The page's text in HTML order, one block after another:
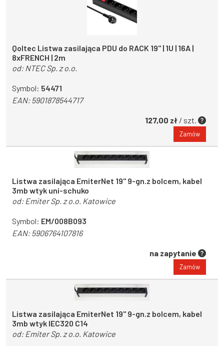
Qoltec Listwa zasilająca PDU do RACK 19'' | 1U | 16A |
8xFRENCH | 2m
od: NTEC Sp. z o.o.
Symbol: 54471
EAN:5901878544717
127,00 zł / szt.
Zamów
Listwa zasilająca EmiterNet 19" 9-gn.z bolcem, kabel
3mb wtyk uni-schuko
od: Emiter Sp. z o.o. Katowice
Symbol: EM/008B093
EAN:5906764107816
na zapytanie
Zamów
Listwa zasilająca EmiterNet 19" 9-gn.z bolcem, kabel
3mb wtyk IEC320 C14
od: Emiter Sp. z o.o. Katowice